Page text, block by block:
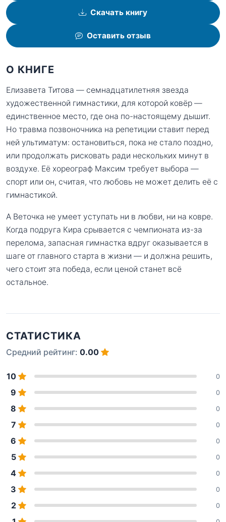
Скачать книгу
Оставить отзыв
О КНИГЕ
Елизавета Титова — семнадцатилетняя звезда
художественной гимнастики, для которой ковёр —
единственное место, где она по-настоящему дышит.
Но травма позвоночника на репетиции ставит перед
ней ультиматум: остановиться, пока не стало поздно,
или продолжать рисковать ради нескольких минут в
воздухе. Её хореограф Максим требует выбора —
спорт или он, считая, что любовь не может делить её с
гимнастикой.
А Веточка не умеет уступать ни в любви, ни на ковре.
Когда подруга Кира срывается с чемпионата из-за
перелома, запасная гимнастка вдруг оказывается в
шаге от главного старта в жизни — и должна решить,
чего стоит эта победа, если ценой станет всё
остальное.
СТАТИСТИКА
Средний рейтинг: 0.00
10 0
9 0
8 0
7 0
6 0
5 0
4 0
3 0
2 0